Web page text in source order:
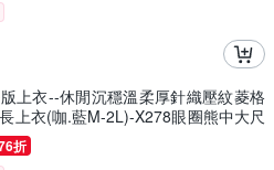
上衣--休閒沉穩溫柔厚針織壓紋菱格
上衣(咖.藍M-2L)-X278眼圈熊中大尺
折